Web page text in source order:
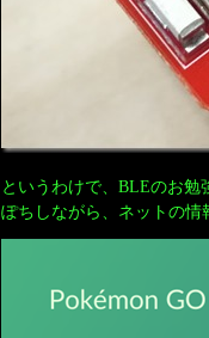
というわけで、BLEのお勉
ぽちしながら、ネットの情